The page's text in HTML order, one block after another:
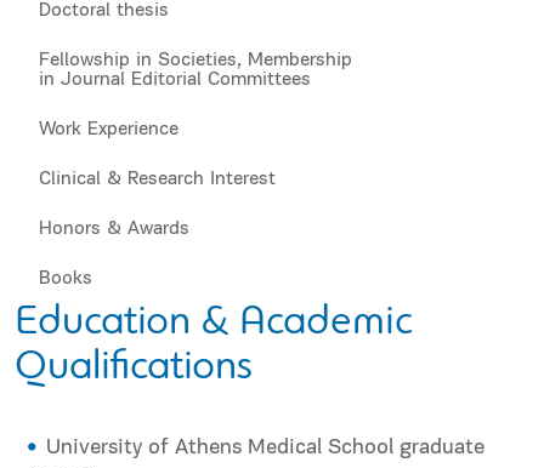
Doctoral thesis
Fellowship in Societies, Membership
in Journal Editorial Committees
Work Experience
Clinical & Research Interest
Honors & Awards
Books
Education & Academic
Qualifications
University of Athens Medical School graduate